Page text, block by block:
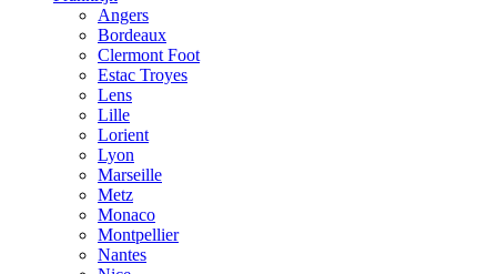
Angers
Bordeaux
Clermont Foot
Estac Troyes
Lens
Lille
Lorient
Lyon
Marseille
Metz
Monaco
Montpellier
Nantes